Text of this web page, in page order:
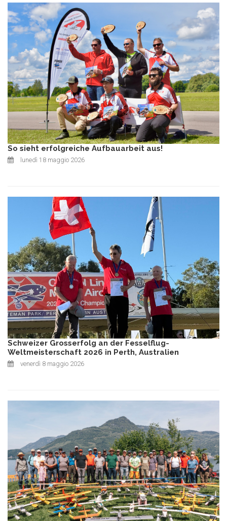
So sieht erfolgreiche Aufbauarbeit aus!
lunedì 18 maggio 2026
Schweizer Grosserfolg an der Fesselflug-
Weltmeisterschaft 2026 in Perth, Australien
venerdì 8 maggio 2026